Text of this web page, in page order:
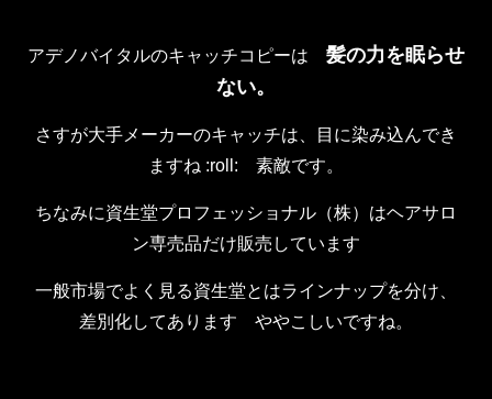
アデノバイタルのキャッチコピーは 髪の力を眠らせ
ない。
さすが大手メーカーのキャッチは、目に染み込んでき
ますね :roll: 素敵です。
ちなみに資生堂プロフェッショナル（株）はヘアサロ
ン専売品だけ販売しています
一般市場でよく見る資生堂とはラインナップを分け、
差別化してあります ややこしいですね。